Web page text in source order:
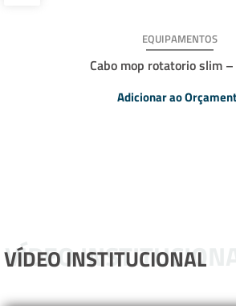
EQUIPAMENTOS
Cabo mop rotatorio slim
Adicionar ao
VÍDEO INSTITUCIONAL
VÍDEO INSTITUCIONAL